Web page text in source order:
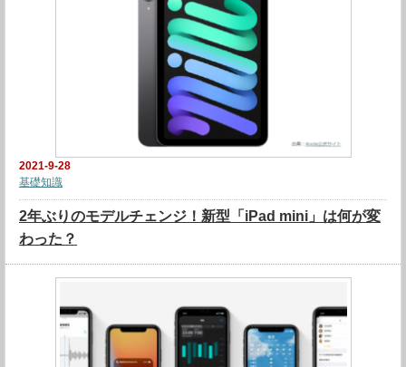
2021-9-28
基礎知識
2年ぶりのモデルチェンジ！新型「iPad mini」は何が変
わった？